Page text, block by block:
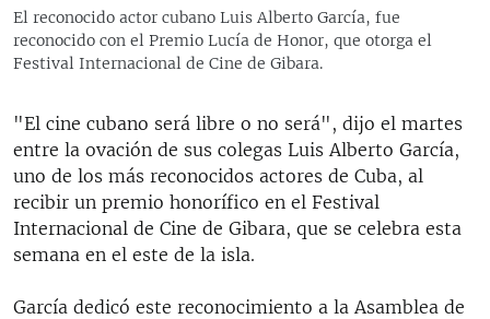
KENTU-CUBANO
DESINFORMACIÓN RUSA EN AMÉRICA LATINA
LA INVASIÓN DE RUSIA A UCRANIA
SÍGUENOS
El reconocido actor cubano Luis Alberto García, fue
reconocido con el Premio Lucía de Honor, que otorga el
Festival Internacional de Cine de Gibara.
"El cine cubano será libre o no será", dijo el martes
entre la ovación de sus colegas Luis Alberto García,
uno de los más reconocidos actores de Cuba, al
recibir un premio honorífico en el Festival
Internacional de Cine de Gibara, que se celebra esta
semana en el este de la isla.
García dedicó este reconocimiento a la Asamblea de